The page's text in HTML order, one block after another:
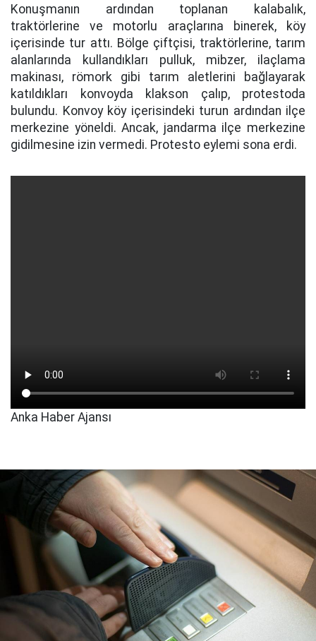
Konuşmanın ardından toplanan kalabalık,
traktörlerine ve motorlu araçlarına binerek, köy
içerisinde tur attı. Bölge çiftçisi, traktörlerine, tarım
alanlarında kullandıkları pulluk, mibzer, ilaçlama
makinası, römork gibi tarım aletlerini bağlayarak
katıldıkları konvoyda klakson çalıp, protestoda
bulundu. Konvoy köy içerisindeki turun ardından ilçe
merkezine yöneldi. Ancak, jandarma ilçe merkezine
gidilmesine izin vermedi. Protesto eylemi sona erdi.
Anka Haber Ajansı